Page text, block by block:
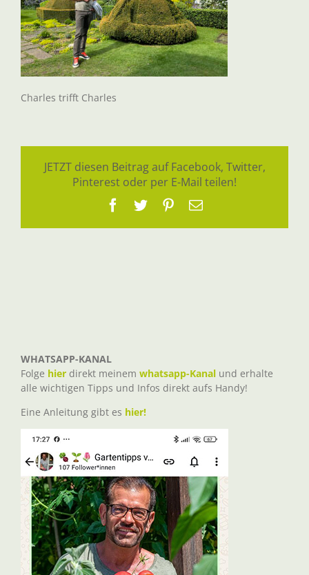
Charles trifft Charles
JETZT diesen Beitrag auf Facebook, Twitter,
Pinterest oder per E-Mail teilen!
Facebook
TwitterPinterest
E-
WHATSAPP-KANAL
Folge hier direkt meinem whatsapp-Kanal und erhalte
alle wichtigen Tipps und Infos direkt aufs Handy!
Eine Anleitung gibt es hier!